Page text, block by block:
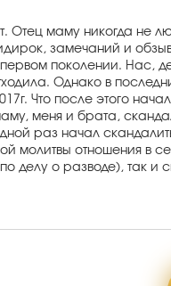
Отец маму никогда не
замечаний и
поколении. Нас,
Однако в
Что после этого
меня и брата,
раз начал
молитвы отношения в
делу о разводе), так и